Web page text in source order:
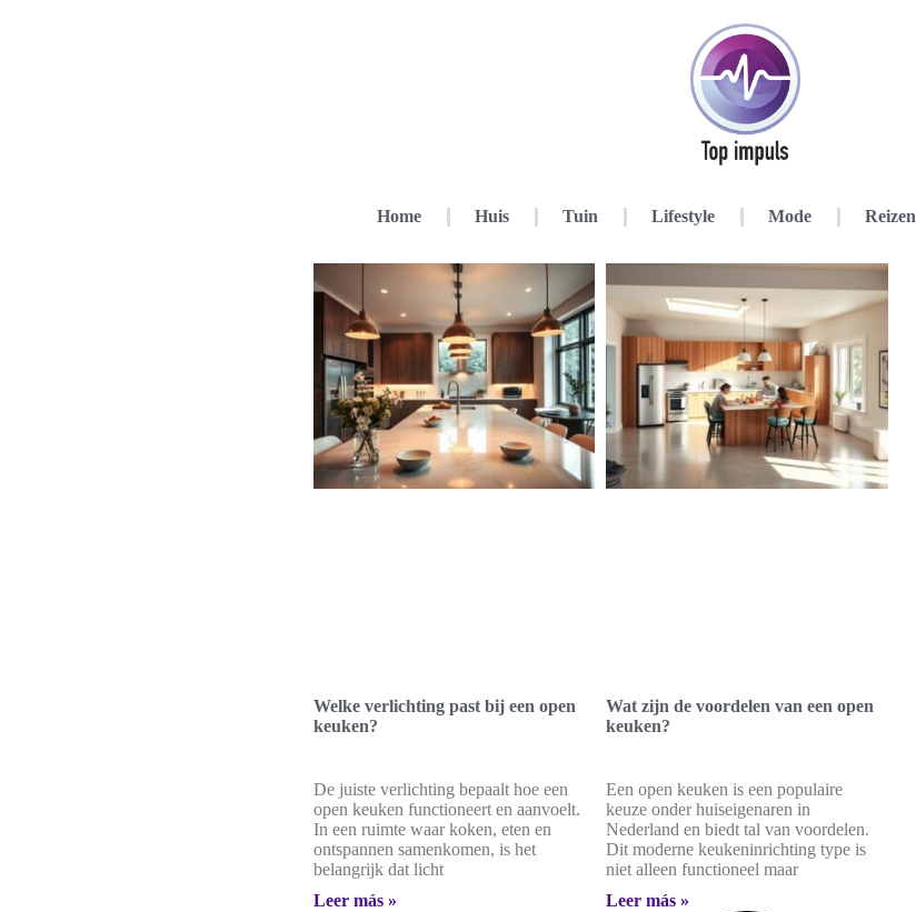
Home Huis Tuin Lifestyle Mode Reizen
Welke verlichting past bij een open
keuken?
De juiste verlichting bepaalt hoe een
open keuken functioneert en aanvoelt.
In een ruimte waar koken, eten en
ontspannen samenkomen, is het
belangrijk dat licht
Leer más »
Wat zijn de voordelen van een open
keuken?
Een open keuken is een populaire
keuze onder huiseigenaren in
Nederland en biedt tal van voordelen.
Dit moderne keukeninrichting type is
niet alleen functioneel maar
Leer más »